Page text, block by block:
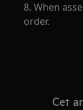
8. When
order.
Cet